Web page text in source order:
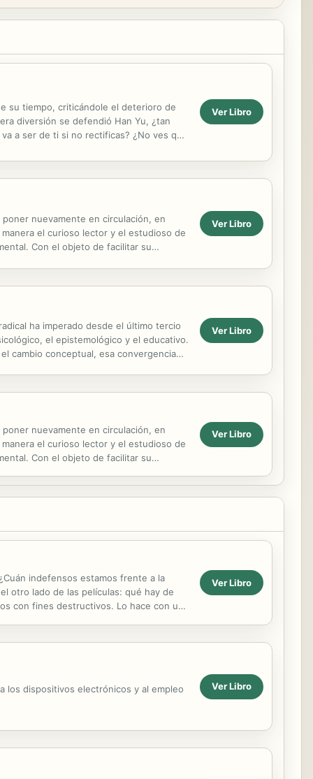
su tiempo, criticándole el deterioro de
diversión se defendió Han Yu, ¿tan
a ser de ti si no rectificas? ¿No ves que
Ver Libro
nuevamente en circulación, en
el curioso lector y el estudioso de
Con el objeto de facilitar su
Ver Libro
ha imperado desde el último tercio
el epistemológico y el educativo.
cambio conceptual, esa convergencia
Ver Libro
nuevamente en circulación, en
el curioso lector y el estudioso de
Con el objeto de facilitar su
Ver Libro
indefensos estamos frente a la
otro lado de las películas: qué hay de
con fines destructivos. Lo hace con una
Ver Libro
los dispositivos electrónicos y al empleo Ver Libro